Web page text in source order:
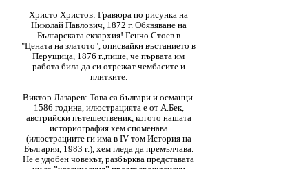
Христо Христов: Гравюра по рисунка на
Николай Павлович, 1872 г. Обявяване на
Българската екзархия! Генчо Стоев в
"Цената на златото", описвайки въстанието в
Перущица, 1876 г.,пише, че първата им
работа била да си отрежат чембасите и
плитките.
Виктор Лазарев: Това са българи и османци.
1586 година, илюстрацията е от А.Бек,
австрийски пътешественик, когото нашата
историография хем споменава
(илюстрациите ги има в IV том История на
България, 1983 г.), хем гледа да премълчава.
Не е удобен човекът, разбърква представата